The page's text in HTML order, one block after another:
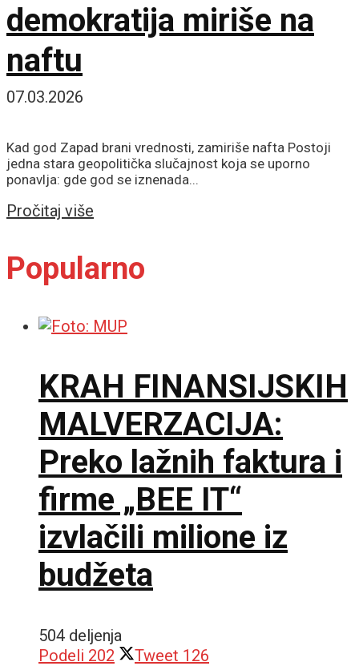
demokratija miriše na
naftu
07.03.2026
Kad god Zapad brani vrednosti, zamiriše nafta Postoji
jedna stara geopolitička slučajnost koja se uporno
ponavlja: gde god se iznenada...
Pročitaj više
Popularno
KRAH FINANSIJSKIH
MALVERZACIJA:
Preko lažnih faktura i
firme „BEE IT“
izvlačili milione iz
budžeta
504 deljenja
Podeli 202 Tweet 126